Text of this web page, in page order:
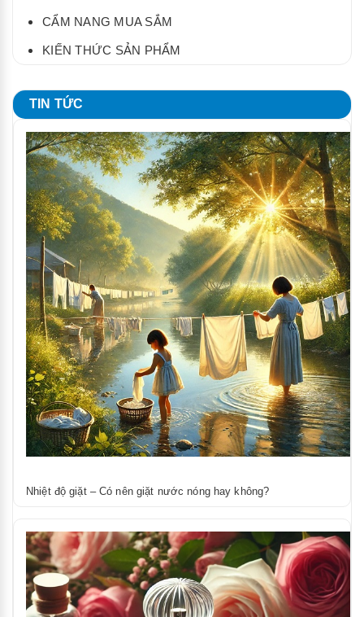
CẨM NANG MUA SẮM
KIẾN THỨC SẢN PHẨM
TIN TỨC
Nhiệt độ giặt – Có nên giặt nước nóng hay không?